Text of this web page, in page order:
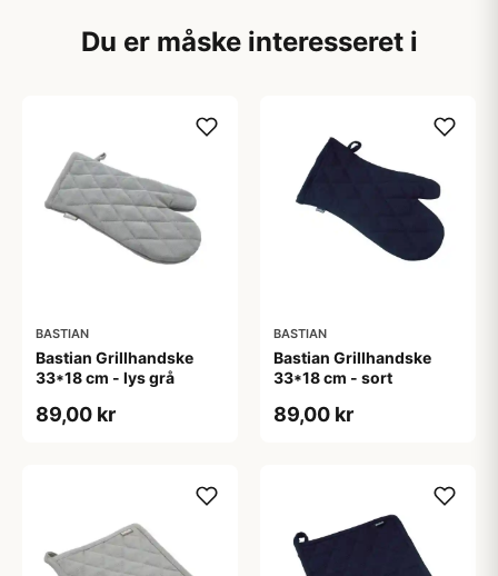
Du er måske interesseret i
BASTIAN
Bastian Grillhandske
33*18 cm - lys grå
89,00 kr
BASTIAN
Bastian Grillhandske
33*18 cm - sort
89,00 kr